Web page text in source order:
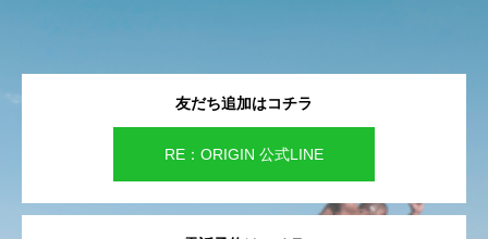
友だち追加はコチラ
RE：ORIGIN 公式LINE